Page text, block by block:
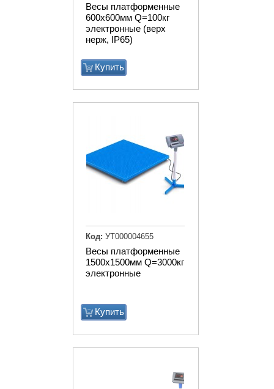
Весы платформенные
600х600мм Q=100кг
электронные (верх
нерж, IP65)
Купить
Весы платформенные
1500х1500мм Q=3000кг
электронные
Купить
Код: УТ000004655